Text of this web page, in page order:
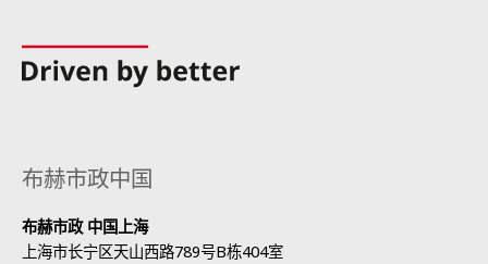
布赫市政中国
布赫市政 中国上海
上海市长宁区天山西路789号B栋404室